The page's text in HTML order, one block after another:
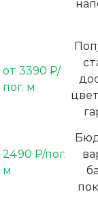
от 3390 ₽/
пог. м
2490 ₽/пог.
м